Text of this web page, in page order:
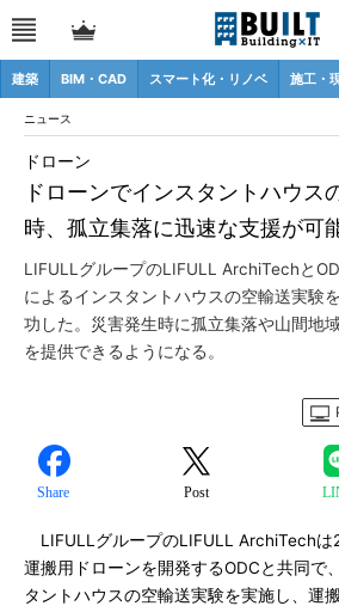
建築 BIM・CAD スマート化・リノベ 施工・
ニュース
ドローンでインスタントハウ
時、孤立集落に迅速な支援が可
ドローン
LIFULLグループのLIFULL ArchiTechと
によるインスタントハウスの空輸送実験
功した。災害発生時に孤立集落や山間地
を提供できるようになる。
Share Post
LIFULLグループのLIFULL ArchiTechは
運搬用ドローンを開発するODCと共同で
タントハウスの空輸送実験を実施し、運